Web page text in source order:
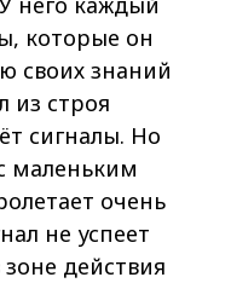
которые он
своих знаний
строя
сигналы. Но
маленьким
очень
не успеет
действия